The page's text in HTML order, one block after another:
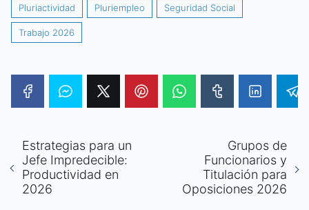
Pluriactividad Pluriempleo Seguridad Social
Trabajo 2026
Estrategias para un
Jefe Impredecible:
Productividad en
2026
Grupos de
Funcionarios y
Titulación para
Oposiciones 2026